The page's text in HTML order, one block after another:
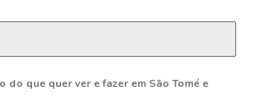
do que quer ver e fazer em São Tomé e